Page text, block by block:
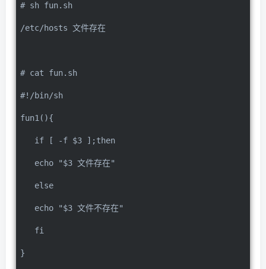
# sh fun.sh
/etc/hosts 文件存在
# cat fun.sh
#!/bin/sh
fun1(){
if [ -f $3 ];then
echo "$3 文件存在"
else
echo "$3 文件不存在"
fi
}